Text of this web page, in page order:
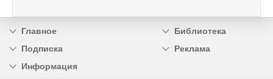
Главное
Библиотека
Подписка
Реклама
Информация